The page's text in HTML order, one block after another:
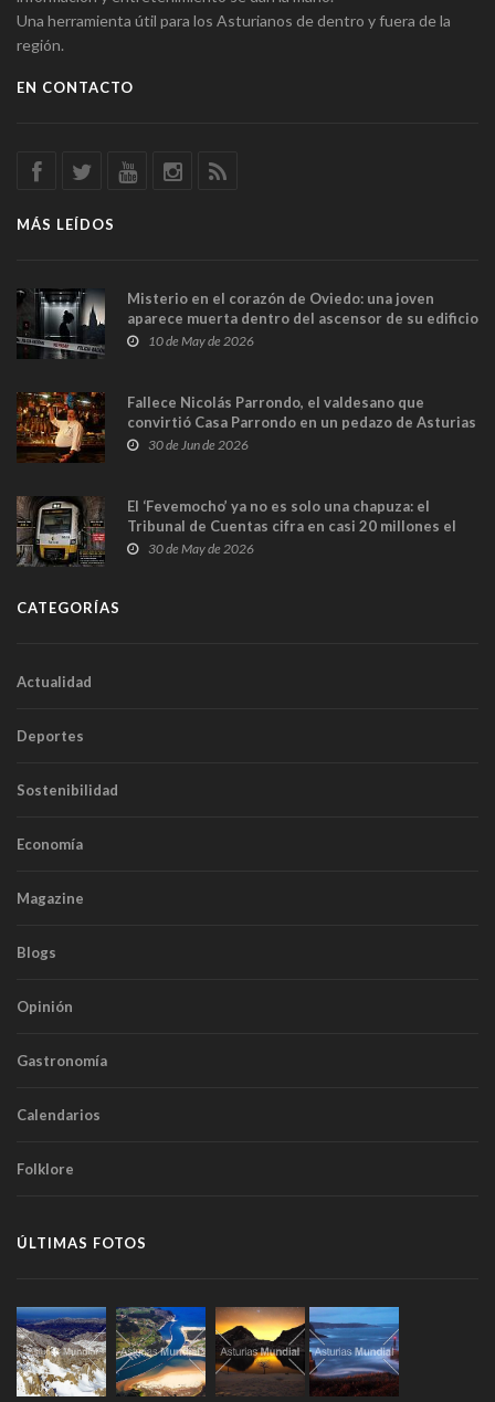
Una herramienta útil para los Asturianos de dentro y fuera de la
región.
EN CONTACTO
MÁS LEÍDOS
Misterio en el corazón de Oviedo: una joven
aparece muerta dentro del ascensor de su edificio
y las cámaras captan sus últimos minutos
10 de May de 2026
Fallece Nicolás Parrondo, el valdesano que
convirtió Casa Parrondo en un pedazo de Asturias
en Madrid
30 de Jun de 2026
El ‘Fevemocho’ ya no es solo una chapuza: el
Tribunal de Cuentas cifra en casi 20 millones el
sobrecoste de los trenes que no cabían por los
30 de May de 2026
CATEGORÍAS
Actualidad
Deportes
Sostenibilidad
Economía
Magazine
Blogs
Opinión
Gastronomía
Calendarios
Folklore
ÚLTIMAS FOTOS